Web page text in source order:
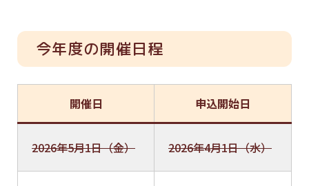
今年度の開催日程
開催日 申込開始日
2026年5月1日（金） 2026年4月1日（水）